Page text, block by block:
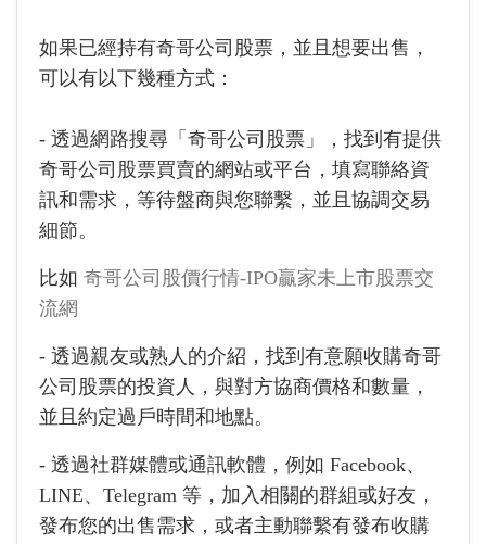
如果已經持有奇哥公司股票，並且想要出售，
可以有以下幾種方式：
- 透過網路搜尋「奇哥公司股票」，找到有提供
奇哥公司股票買賣的網站或平台，填寫聯絡資
訊和需求，等待盤商與您聯繫，並且協調交易
細節。
比如 奇哥公司股價行情-IPO贏家未上市股票交
流網
- 透過親友或熟人的介紹，找到有意願收購奇哥
公司股票的投資人，與對方協商價格和數量，
並且約定過戶時間和地點。
- 透過社群媒體或通訊軟體，例如 Facebook、
LINE、Telegram 等，加入相關的群組或好友，
發布您的出售需求，或者主動聯繫有發布收購